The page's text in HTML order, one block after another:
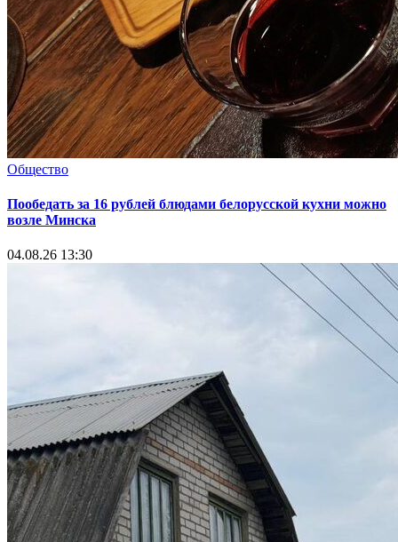
Общество
Пообедать за 16 рублей блюдами белорусской кухни можно
возле Минска
04.08.26 13:30